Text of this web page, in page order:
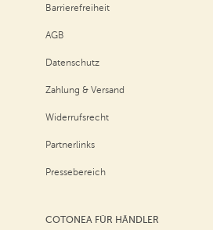
Barrierefreiheit
AGB
Datenschutz
Zahlung & Versand
Widerrufsrecht
Partnerlinks
Pressebereich
COTONEA FÜR HÄNDLER